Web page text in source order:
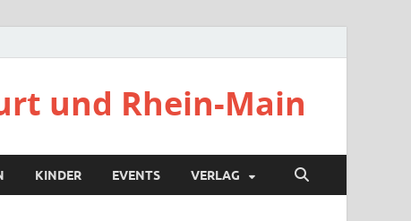
und Rhein-Main
KINDER EVENTS VERLAG